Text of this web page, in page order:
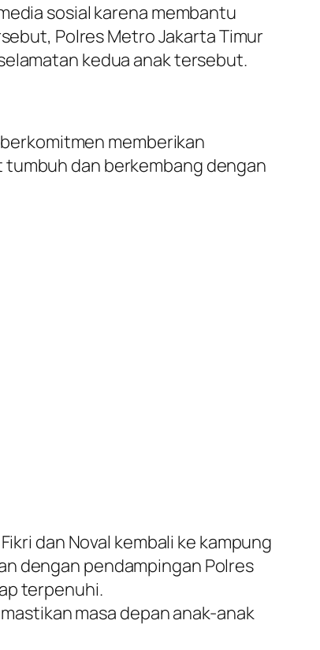
sosial karena membantu
Polres Metro Jakarta Timur
kedua anak tersebut.
memberikan
dan berkembang dengan
dan Noval kembali ke kampung
dengan pendampingan Polres
terpenuhi.
masa depan anak-anak